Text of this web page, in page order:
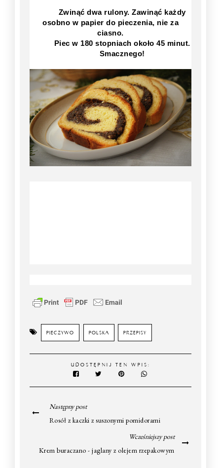
Zwinąć dwa rulony. Zawinąć każdy
osobno w papier do pieczenia, nie za
ciasno.
Piec w 180 stopniach około 45 minut.
Smacznego!
PIECZYWO POLSKA PRZEPISY
UDOSTĘPNIJ TEN WPIS:
Następny post
Rosół z kaczki z suszonymi pomidorami
Wcześniejszy post
Krem buraczano - jaglany z olejem rzepakowym